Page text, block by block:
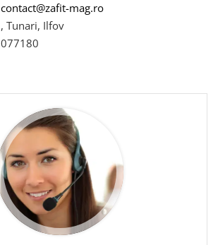
contact@zafit-mag.ro
, Tunari, Ilfov
077180